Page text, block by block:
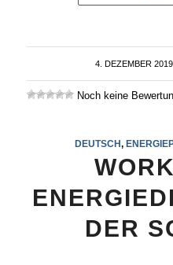
4. DEZEMBER 2019
/
Noch keine
DEUTSCH,
DER